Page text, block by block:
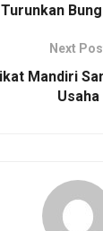
Turunkan
Next
Mandiri
Usaha